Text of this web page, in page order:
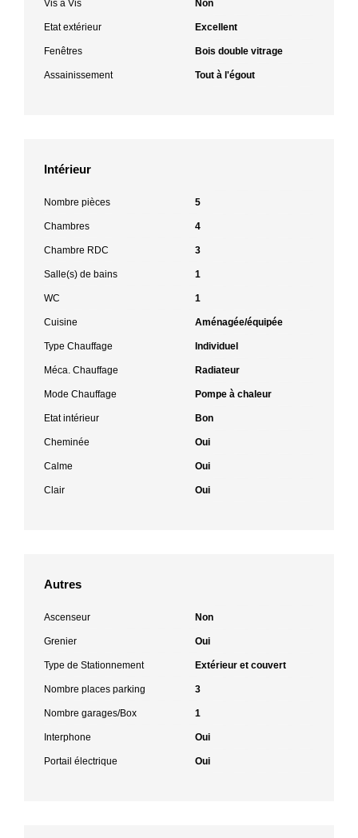
Vis à Vis Non
Etat extérieur Excellent
Fenêtres Bois double vitrage
Assainissement Tout à l'égout
Intérieur
Nombre pièces 5
Chambres 4
Chambre RDC 3
Salle(s) de bains 1
WC 1
Cuisine Aménagée/équipée
Type Chauffage Individuel
Méca. Chauffage Radiateur
Mode Chauffage Pompe à chaleur
Etat intérieur Bon
Cheminée Oui
Calme Oui
Clair Oui
Autres
Ascenseur Non
Grenier Oui
Type de Stationnement Extérieur et couvert
Nombre places parking 3
Nombre garages/Box 1
Interphone Oui
Portail électrique Oui